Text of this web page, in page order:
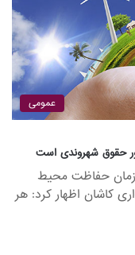
عمومی
حقوق شهروندی است
حفاظت محیط
کاشان اظهار کرد: هر